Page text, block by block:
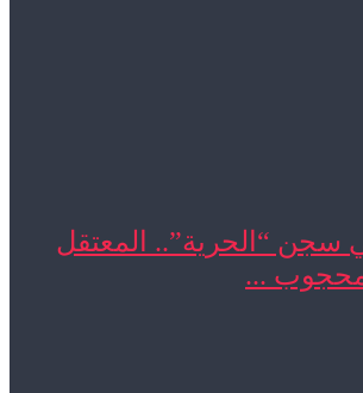
“الحرية”.. المعتقل
...